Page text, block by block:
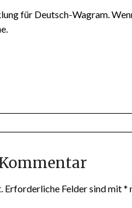
für Deutsch-Wagram.
Erforderliche Felder sind mit*